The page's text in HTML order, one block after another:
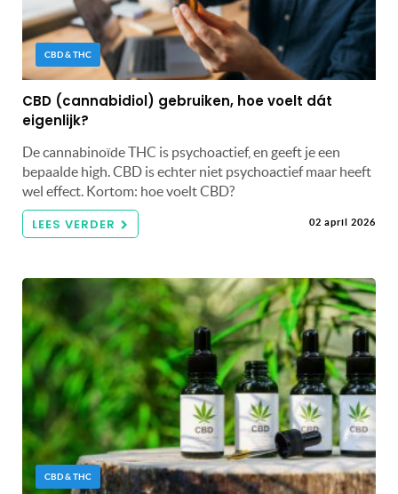
CBD & THC
CBD (cannabidiol) gebruiken, hoe voelt dát
eigenlijk?
De cannabinoïde THC is psychoactief, en geeft je een
bepaalde high. CBD is echter niet psychoactief maar heeft
wel effect. Kortom: hoe voelt CBD?
LEES VERDER 02 april 2026
CBD & THC